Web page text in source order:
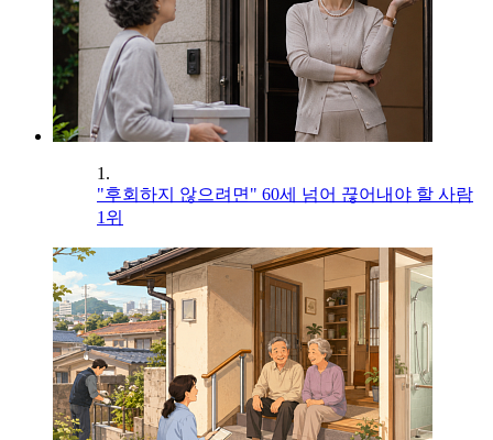
1.
"후회하지 않으려면" 60세 넘어 끊어내야 할 사람
1위